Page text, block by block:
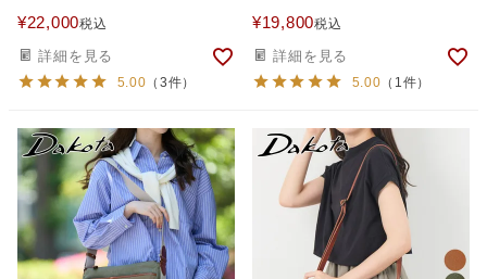
¥22,000税込
詳細を見る
5.00 （3件）
¥19,800税込
詳細を見る
5.00 （1件）